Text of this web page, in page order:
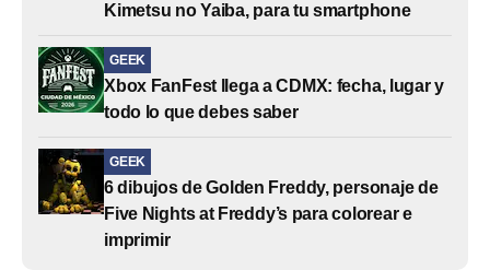
Kimetsu no Yaiba, para tu smartphone
GEEK
Xbox FanFest llega a CDMX: fecha, lugar y
todo lo que debes saber
GEEK
6 dibujos de Golden Freddy, personaje de
Five Nights at Freddy’s para colorear e
imprimir